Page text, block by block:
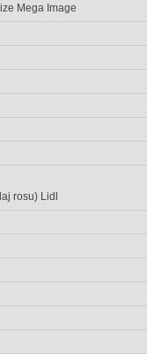
Mega Image
rosu) Lidl